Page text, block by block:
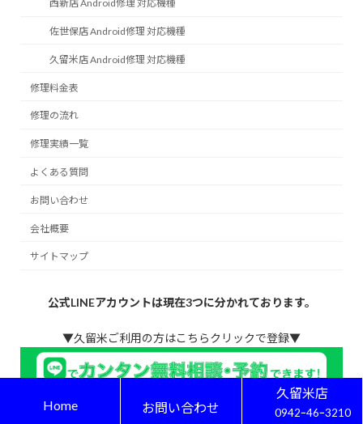
西新店 Android修理 対応機種
佐世保店 Android修理 対応機種
久留米店 Android修理 対応機種
修理料金表
修理の流れ
修理実績一覧
よくある質問
お問い合わせ
会社概要
サイトマップ
公式LINEアカウントは現在3つに分かれております。
▼久留米ご利用の方はこちらクリックで登録▼
Home お問い合わせ
久留米店
0942ｰ46ｰ3210